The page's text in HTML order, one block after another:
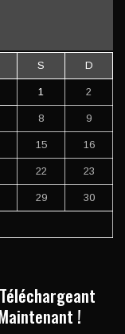
S D
1 2
8 9
15 16
22 23
29 30
!